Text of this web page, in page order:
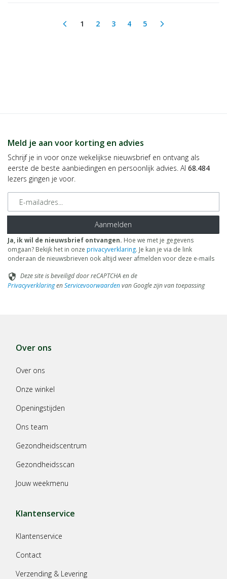
arrow_back_ios 1(current)
2 3 4 5 arrow_forward_ios
Meld je aan voor korting en advies
Schrijf je in voor onze wekelijkse nieuwsbrief en ontvang als
eerste de beste aanbiedingen en persoonlijk advies. Al 68.484
lezers gingen je voor.
E-mailadres
Aanmelden
Ja, ik wil de nieuwsbrief ontvangen. Hoe we met je gegevens
omgaan? Bekijk het in onze privacyverklaring. Je kan je via de link
onderaan de nieuwsbrieven ook altijd weer afmelden voor deze e-mails
security Deze site is beveiligd door reCAPTCHA en de
PrivacyverklaringenServicevoorwaardenvan Google zijn van toepassing
Over ons
Over ons
Onze winkel
Openingstijden
Ons team
Gezondheidscentrum
Gezondheidsscan
Jouw weekmenu
Klantenservice
Klantenservice
Contact
Verzending & Levering